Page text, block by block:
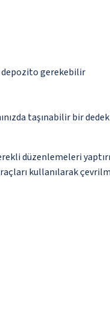
depozito gerekebilir
taşınabilir bir
düzenlemeleri
kullanılarak